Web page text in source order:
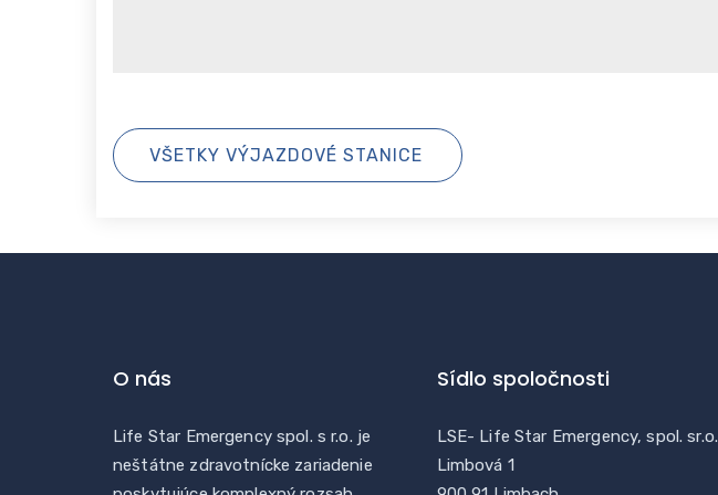
VŠETKY VÝJAZDOVÉ STANICE
O nás
Life Star Emergency spol. s r.o. je
neštátne zdravotnícke zariadenie
Sídlo spoločnosti
LSE- Life Star Emergency, spol. sr.o.
Limbová 1